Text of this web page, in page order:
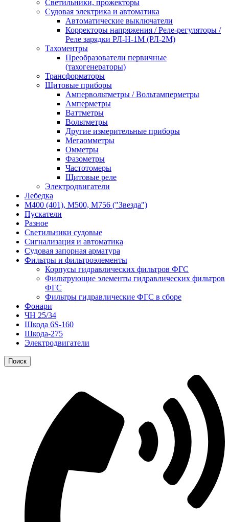
Светильники, прожекторы
Судовая электрика и автоматика
Автоматические выключатели
Корректоры напряжения / Реле-регуляторы /
Реле зарядки РЛ-Н-1М (РЛ-2М)
Тахоментры
Преобразователи первичные
(тахогенераторы)
Трансформаторы
Щитовые приборы
Ампервольтметры / Вольтамперметры
Амперметры
Ваттметры
Вольтметры
Другие измерительные приборы
Мегаомметры
Омметры
Фазометры
Частотомеры
Щитовые реле
Электродвигатели
Лебедка
М400 (401), М500, М756 ("Звезда")
Пускатели
Разное
Светильники судовые
Сигнализация и автоматика
Судовая запорная арматура
Фильтры и фильтроэлементы
Корпусы гидравлических фильтров ФГС
Фильтрующие элементы гидравлических фильтров
ФГС
Фильтры гидравлические ФГС в сборе
Фонари
ЧН 25/34
Шкода 6S-160
Шкода-275
Электродвигатели
Поиск